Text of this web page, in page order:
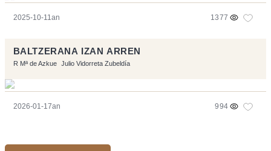
2025-10-11an 1377
BALTZERANA IZAN ARREN
R Mª de Azkue Julio Vidorreta Zubeldía
2026-01-17an 994